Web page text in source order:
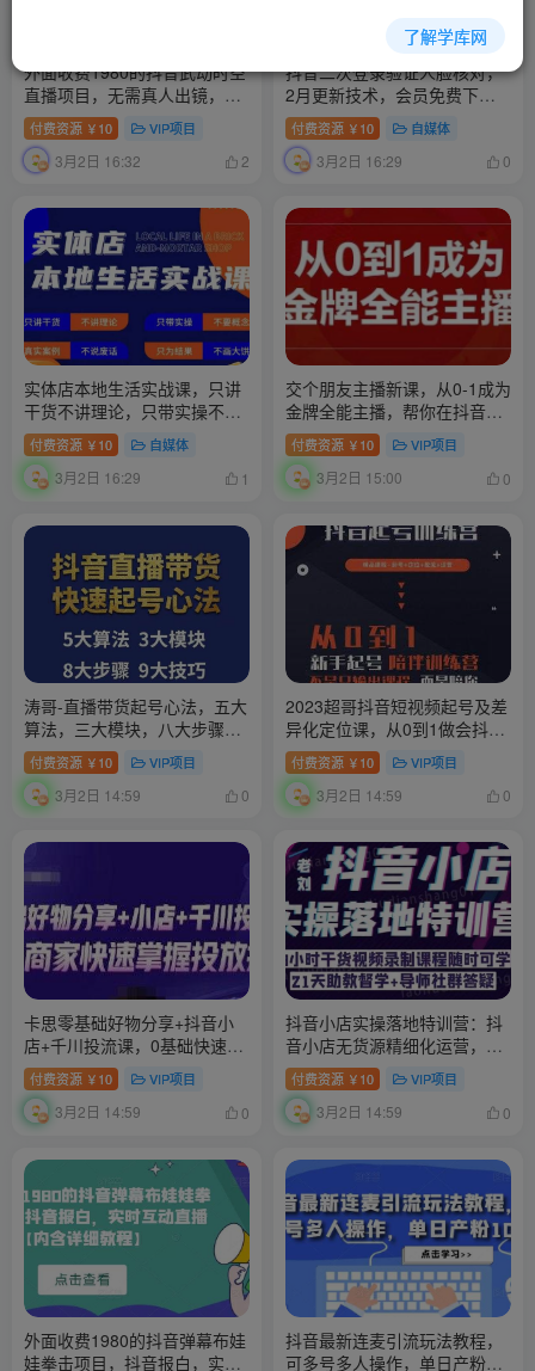
外面收费1980的抖音武动时空
直播项目，无需真人出镜，实
时互动直播【软件+详细教
程】
付费资源 ￥ 10 VIP项目
3月2日 16:32 2
抖音二次登录验证人脸核对，
2月更新技术，会员免费下
载！
付费资源 ￥ 10 自媒体
3月2日 16:29 0
实体店本地生活实战课，只讲
干货不讲理论，只带实操不要
概念
付费资源 ￥ 10 自媒体
3月2日 16:29 1
交个朋友主播新课，从0-1成为
金牌全能主播，帮你在抖音赚
到钱
付费资源 ￥ 10 VIP项目
3月2日 15:00 0
涛哥-直播带货起号心法，五大
算法，三大模块，八大步骤，
9个技巧抖音快速记号
付费资源 ￥ 10 VIP项目
3月2日 14:59 0
2023超哥抖音短视频起号及差
异化定位课，从0到1做会抖音
（定位+内容+投流+运营）
付费资源 ￥ 10 VIP项目
3月2日 14:59 0
卡思零基础好物分享+抖音小
店+千川投流课，0基础快速起
号，快速入门抖音投放
付费资源 ￥ 10 VIP项目
3月2日 14:59 0
抖音小店实操落地特训营：抖
音小店无货源精细化运营，抖
店商品卡流量（22节）
付费资源 ￥ 10 VIP项目
3月2日 14:59 0
外面收费1980的抖音弹幕布娃
娃拳击项目，抖音报白，实时
抖音最新连麦引流玩法教程，
可多号多人操作，单日产粉
了解学库网